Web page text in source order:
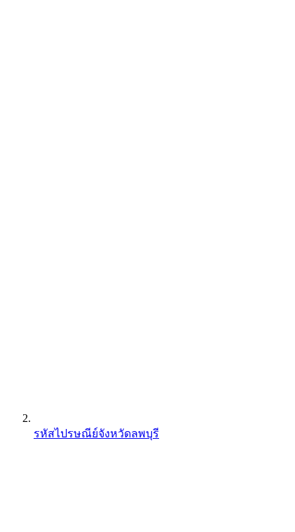
รหัสไปรษณีย์จังหวัดลพบุรี